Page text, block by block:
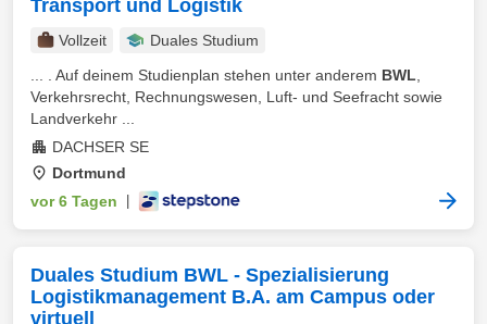
Transport und Logistik
Vollzeit
Duales Studium
... . Auf deinem Studienplan stehen unter anderem BWL
Verkehrsrecht, Rechnungswesen, Luft- und Seefracht sowie
Landverkehr ...
DACHSER SE
Dortmund
vor 6 Tagen
Duales Studium BWL - Spezialisierung
Logistikmanagement B.A. am Campus oder
virtuell